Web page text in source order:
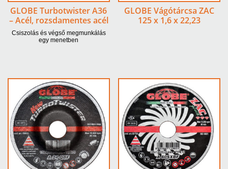
GLOBE Turbotwister A36
– Acél, rozsdamentes acél
Csiszolás és végső megmunkálás
egy menetben
GLOBE Vágótárcsa ZAC
125 x 1,6 x 22,23